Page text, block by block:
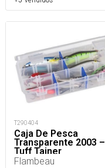
T290404
Caja De Pesca
Transparente 2003 –
Tuff Tainer
Flambeau